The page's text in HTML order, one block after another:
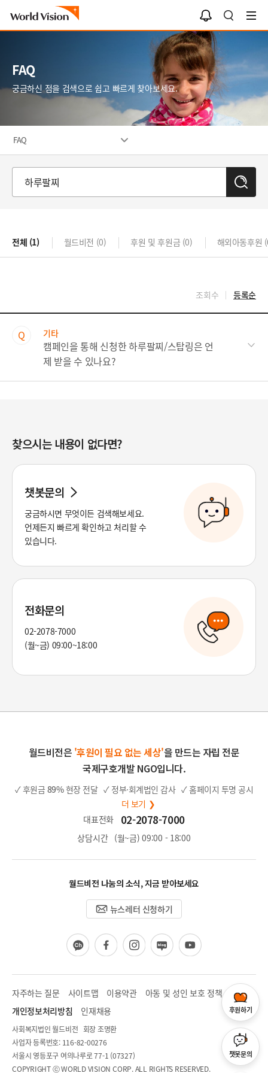
검
색
알
림
함
FAQ
궁금하신 점을 검색으로 쉽고 빠르게 찾아보세요.
FAQ
전체 (1) 월드비전 (0) 후원 및 후원금 (0) 해외아동후원
조회수 등록순
Q 기타
캠페인을 통해 신청한 하루팔찌/스탑링은 언
제 받을 수 있나요?
찾으시는 내용이 없다면?
챗봇문의
궁금하시면 무엇이든 검색해보세요.
언제든지 빠르게 확인하고 처리할 수
있습니다.
전화문의
02-2078-7000
(월~금) 09:00~18:00
월드비전은 '후원이 필요 없는 세상'을 만드는 자립 전문
국제구호개발 NGO입니다.
✓ 후원금 89%현장 전달 ✓ 정부·회계법인 감사 ✓ 홈페이지 투명 공시
더 보기 ❯
대표전화
02-2078-7000
상담시간 (월~금) 09:00 - 18:00
월드비전 나눔의 소식, 지금 받아보세요
뉴스레터 신청하기
카
카
채
널
페
이
북
인
스
그
램
블
로
유
튜
자주하는 질문 사이트맵 이용약관
아동 및 성인 보호 정책
개인정보처리방침
인재채용
사회복지법인 월드비전 회장 조명환
사업자 등록번호: 116-82-00276
서울시 영등포구 여의나루로 77-1 (07327)
COPYRIGHT ⓒ WORLD VISION CORP. ALL RIGHTS RESERVED.
후원하기
챗봇문의